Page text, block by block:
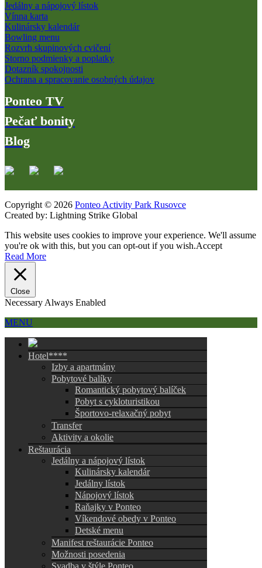
Jedálny a nápojový lístok
Vínna karta
Kulinársky kalendár
Bowling menu
Rozvrh skupinových cvičení
Storno podmienky a poplatky
Dotazník spokojnosti
Ochrana a spracovanie osobných údajov
Ponteo TV
Pečať bonity
Blog
Copyright © 2026 Ponteo Activity Park Rusovce
Created by: Lightning Strike Global
This website uses cookies to improve your experience. We'll assume
you're ok with this, but you can opt-out if you wish.Accept
Read More
Close
Necessary Always Enabled
MENU
Hotel****
Izby a apartmány
Pobytové balíky
Romantický pobytový balíček
Pobyt s cykloturistikou
Športovo-relaxačný pobyt
Transfer
Aktivity a okolie
Reštaurácia
Jedálny a nápojový lístok
Kulinársky kalendár
Jedálny lístok
Nápojový lístok
Raňajky v Ponteo
Víkendové obedy v Ponteo
Detské menu
Manifest reštaurácie Ponteo
Možnosti posedenia
Svadba v štýle Ponteo